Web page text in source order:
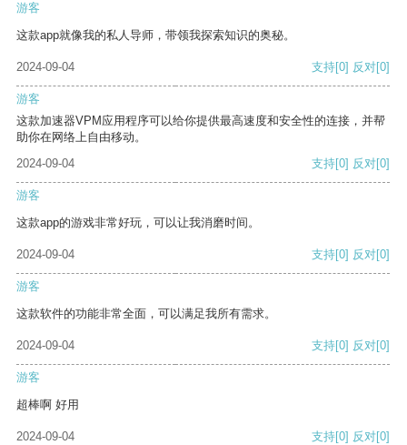
游客
这款app就像我的私人导师，带领我探索知识的奥秘。
2024-09-04 支持[0] 反对[0]
游客
这款加速器VPM应用程序可以给你提供最高速度和安全性的连接，并帮
助你在网络上自由移动。
2024-09-04
支持[0] 反对[0]
游客
这款app的游戏非常好玩，可以让我消磨时间。
2024-09-04 支持[0] 反对[0]
游客
这款软件的功能非常全面，可以满足我所有需求。
2024-09-04 支持[0] 反对[0]
游客
超棒啊 好用
2024-09-04 支持[0] 反对[0]